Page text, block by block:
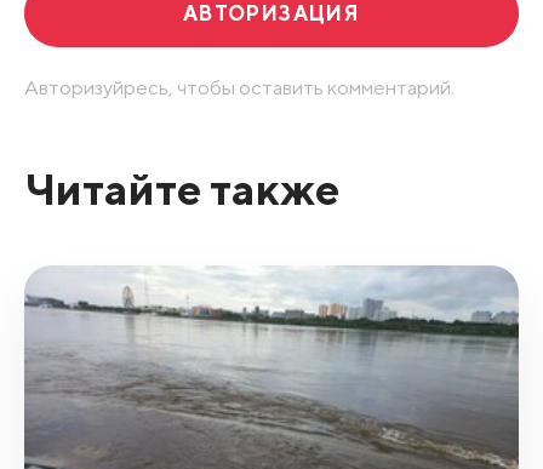
АВТОРИЗАЦИЯ
Авторизуйресь, чтобы оставить комментарий.
Читайте также